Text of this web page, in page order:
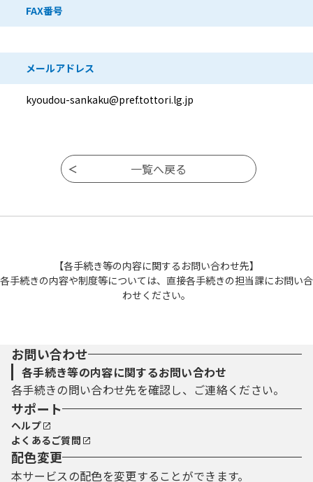
FAX番号
メールアドレス
kyoudou-sankaku@pref.tottori.lg.jp
【各手続き等の内容に関するお問い合わせ先】
各手続きの内容や制度等については、直接各手続きの担当課にお問い合
わせください。
お問い合わせ
各手続き等の内容に関するお問い合わせ
各手続きの問い合わせ先を確認し、ご連絡ください。
サポート
ヘルプ
よくあるご質問
配色変更
本サービスの配色を変更することができます。